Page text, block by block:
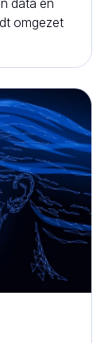
data en
omgezet